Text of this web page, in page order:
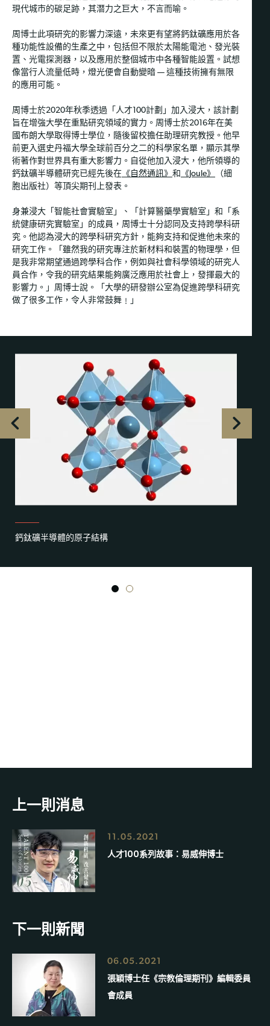
現代城市的碳足跡，其潛力之巨大，不言而喻。
周博士此項研究的影響力深遠，未來更有望將鈣鈦礦應用於各
種功能性設備的生產之中，包括但不限於太陽能電池、發光裝
置、光電探測器，以及應用於整個城市中各種智能設置。試想
像當行人流量低時，燈光便會自動變暗 — 這種技術擁有無限
的應用可能。
周博士於2020年秋季透過「人才100計劃」加入浸大，該計劃
旨在增強大學在重點研究領域的實力。周博士於2016年在美
國布朗大學取得博士學位，隨後留校擔任助理研究教授。他早
前更入選史丹福大學全球前百分之二的科學家名單，顯示其學
術著作對世界具有重大影響力。自從他加入浸大，他所領導的
鈣鈦礦半導體研究已經先後在 《自然通訊》 和 《Joule》
（細
胞出版社）等頂尖期刊上發表。
身兼浸大「智能社會實驗室」、「計算醫藥學實驗室」和「系
統健康研究實驗室」的成員，周博士十分認同及支持跨學科研
究。他認為浸大的跨學科研究方針，能夠支持和促進他未來的
研究工作。「雖然我的研究專注於新材料和裝置的物理學，但
是我非常期望通過跨學科合作，例如與社會科學領域的研究人
員合作，令我的研究結果能夠廣泛應用於社會上，發揮最大的
影響力。」周博士說。「大學的研發辦公室為促進跨學科研究
做了很多工作，令人非常鼓舞﹗」
鈣鈦礦半導體的原子結構
1 2
上一則消息
11.05.2021
人才100系列故事：易威伸博士
下一則新聞
06.05.2021
張穎博士任《宗教倫理期刊》編輯委員
會成員